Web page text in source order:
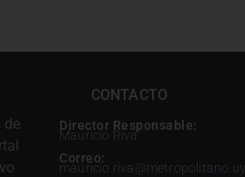
de
CONTACTO
Director Responsable:
Mauricio Riva
Correo:
mauricio.riva@metropolitano.uy